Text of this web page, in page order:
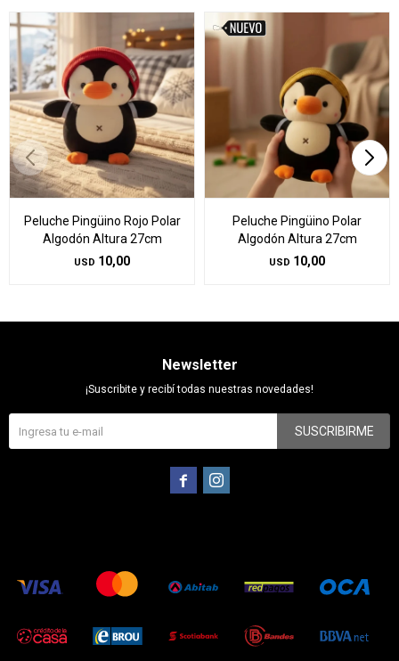
Peluche Pingüino Rojo Polar
Algodón Altura 27cm
USD 10,00
Peluche Pingüino Polar
Algodón Altura 27cm
USD 10,00
Newsletter
¡Suscribite y recibí todas nuestras novedades!
SUSCRIBIRME
 